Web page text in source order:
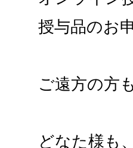
授与品のお
ご遠方の方も
どなた様も